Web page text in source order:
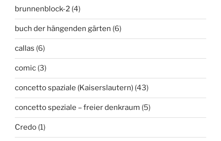
brunnenblock-2 (4)
buch der hängenden gärten (6)
callas (6)
comic (3)
concetto spaziale (Kaiserslautern) (43)
concetto speziale – freier denkraum (5)
Credo (1)